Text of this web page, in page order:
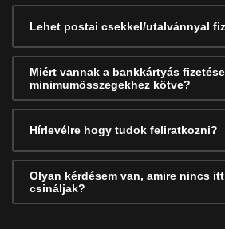
Lehet postai csekkel/utalvánnyal
Miért vannak a bankkártyás
minimumösszegekhez kötve?
Hírlevélre hogy tudok feliratkozni?
Olyan kérdésem van, amire nincs
csináljak?